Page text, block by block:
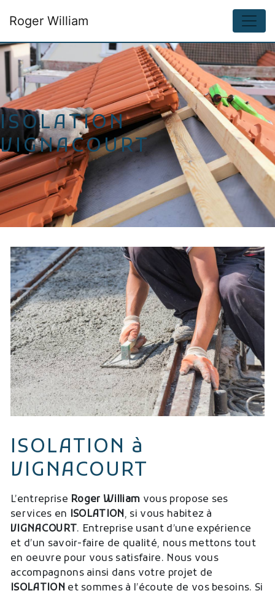
Roger William
ISOLATION
VIGNACOURT
ISOLATION à
VIGNACOURT
L’entreprise Roger William vous propose ses
services en ISOLATION, si vous habitez à
VIGNACOURT. Entreprise usant d’une expérience
et d’un savoir-faire de qualité, nous mettons tout
en oeuvre pour vous satisfaire. Nous vous
accompagnons ainsi dans votre projet de
ISOLATIONet sommes à l’écoute de vos besoins. Si